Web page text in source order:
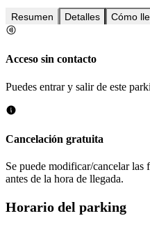
Resumen Detalles Cómo
Acceso sin contacto
Puedes entrar y salir de este
Cancelación gratuita
Se puede modificar/cancelar las
antes de la hora de llegada.
Horario del parking